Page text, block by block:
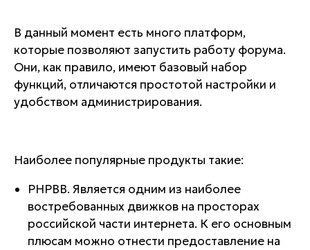
В данный момент есть много платформ,
которые позволяют запустить работу форума.
Они, как правило, имеют базовый набор
функций, отличаются простотой настройки и
удобством администрирования.
Наиболее популярные продукты такие:
PHPBB. Является одним из наиболее
востребованных движков на просторах
российской части интернета. К его основным
плюсам можно отнести предоставление на